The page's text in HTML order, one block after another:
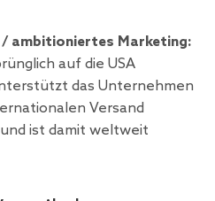
/ ambitioniertes Marketing:
auf die USA
das Unternehmen
Versand
ist damit weltweit